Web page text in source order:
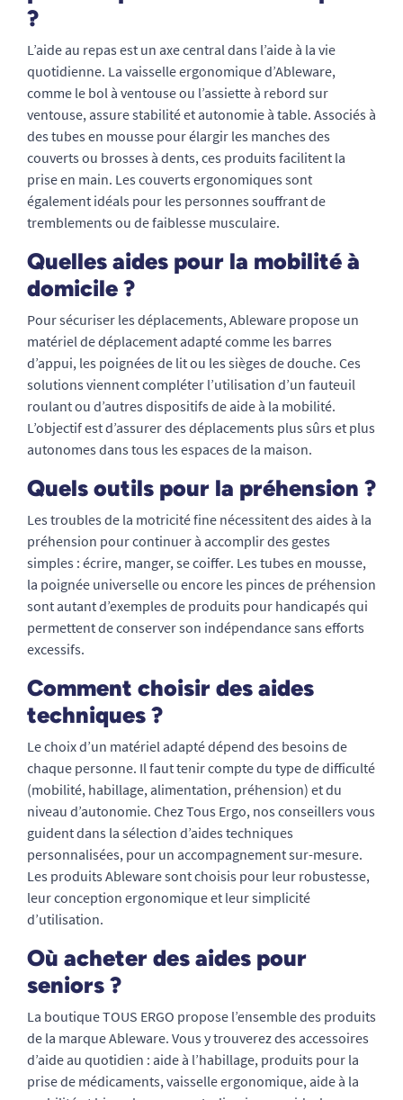
?
L’aide au repas est un axe central dans l’aide à la vie
quotidienne. La vaisselle ergonomique d’Ableware,
comme le bol à ventouse ou l’assiette à rebord sur
ventouse, assure stabilité et autonomie à table. Associés à
des tubes en mousse pour élargir les manches des
couverts ou brosses à dents, ces produits facilitent la
prise en main. Les couverts ergonomiques sont
également idéals pour les personnes souffrant de
tremblements ou de faiblesse musculaire.
Quelles aides pour la mobilité à
domicile ?
Pour sécuriser les déplacements, Ableware propose un
matériel de déplacement adapté comme les barres
d’appui, les poignées de lit ou les sièges de douche. Ces
solutions viennent compléter l’utilisation d’un fauteuil
roulant ou d’autres dispositifs de aide à la mobilité.
L’objectif est d’assurer des déplacements plus sûrs et plus
autonomes dans tous les espaces de la maison.
Quels outils pour la préhension ?
Les troubles de la motricité fine nécessitent des aides à la
préhension pour continuer à accomplir des gestes
simples : écrire, manger, se coiffer. Les tubes en mousse,
la poignée universelle ou encore les pinces de préhension
sont autant d’exemples de produits pour handicapés qui
permettent de conserver son indépendance sans efforts
excessifs.
Comment choisir des aides
techniques ?
Le choix d’un matériel adapté dépend des besoins de
chaque personne. Il faut tenir compte du type de difficulté
(mobilité, habillage, alimentation, préhension) et du
niveau d’autonomie. Chez Tous Ergo, nos conseillers vous
guident dans la sélection d’aides techniques
personnalisées, pour un accompagnement sur-mesure.
Les produits Ableware sont choisis pour leur robustesse,
leur conception ergonomique et leur simplicité
d’utilisation.
Où acheter des aides pour
seniors ?
La boutique TOUS ERGO propose l’ensemble des produits
de la marque Ableware. Vous y trouverez des accessoires
d’aide au quotidien : aide à l’habillage, produits pour la
prise de médicaments, vaisselle ergonomique, aide à la